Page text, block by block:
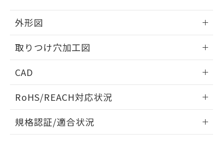
外形図
取りつけ穴加工図
CAD
ドすることができます。
ログイン/会員登録
RoHS/REACH対応状況
EU RoHS 注意事項・凡例
規格認証/適合状況
指します。
51物質の非含有証明書（当社基準）
※本証明書は発行日時点で非含有を証明す
るもので、過去に遡って非含有を証明する
ものではありません。
また、RoHS指令のフタル酸エステル類４
欄に対応日を記載しておりました。
既に当社にて対応品への在庫切替を完了
していることから、特段のことがない限
り、2022年1月12日より割愛しておりま
す。